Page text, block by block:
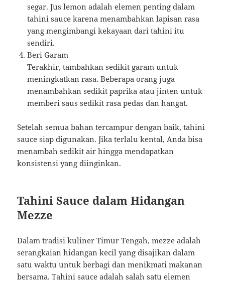
segar. Jus lemon adalah elemen penting dalam
tahini sauce karena menambahkan lapisan rasa
yang mengimbangi kekayaan dari tahini itu
sendiri.
Beri Garam
Terakhir, tambahkan sedikit garam untuk
meningkatkan rasa. Beberapa orang juga
menambahkan sedikit paprika atau jinten untuk
memberi saus sedikit rasa pedas dan hangat.
Setelah semua bahan tercampur dengan baik, tahini
sauce siap digunakan. Jika terlalu kental, Anda bisa
menambah sedikit air hingga mendapatkan
konsistensi yang diinginkan.
Tahini Sauce dalam Hidangan
Mezze
Dalam tradisi kuliner Timur Tengah, mezze adalah
serangkaian hidangan kecil yang disajikan dalam
satu waktu untuk berbagi dan menikmati makanan
bersama. Tahini sauce adalah salah satu elemen